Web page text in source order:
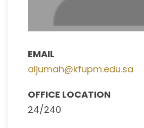
EMAIL
aljumah@kfupm.edu.sa
OFFICE LOCATION
24/240